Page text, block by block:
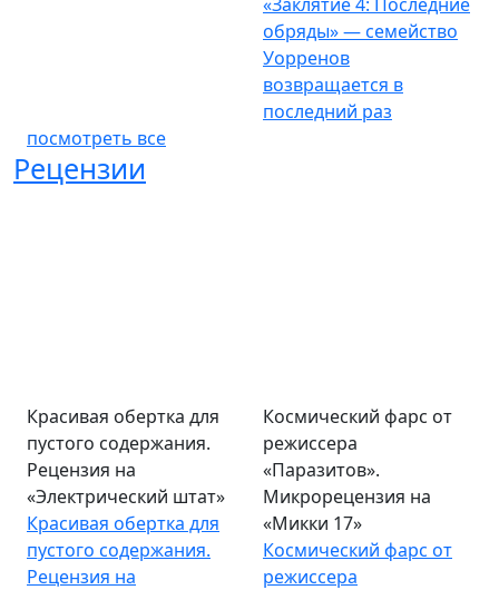
обряды» — семейство
Уорренов
возвращается в
последний раз
посмотреть все
Рецензии
Красивая обертка для
пустого содержания.
Рецензия на
«Электрический штат»
Красивая обертка для
пустого содержания.
Рецензия на
Космический фарс от
режиссера
«Паразитов».
Микрорецензия на
«Микки 17»
Космический фарс от
режиссера